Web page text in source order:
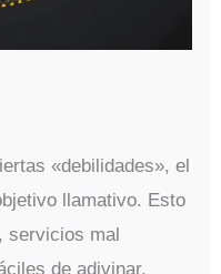
«debilidades», el
llamativo. Esto
servicios mal
de adivinar.